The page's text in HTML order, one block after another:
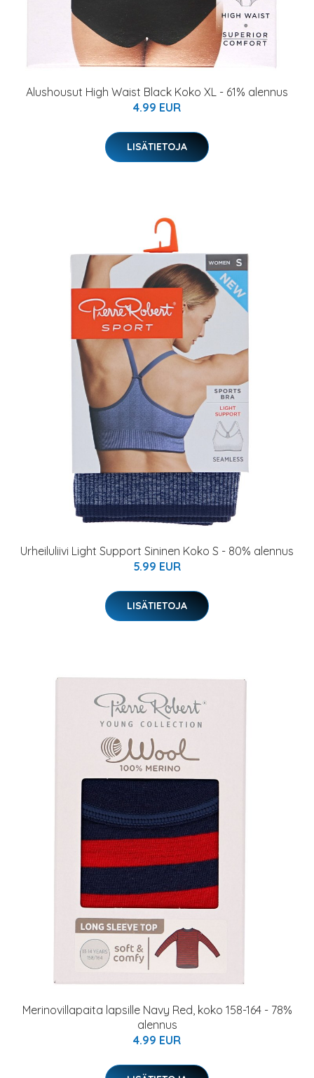
Alushousut High Waist Black Koko XL - 61% alennus
4.99 EUR
LISÄTIETOJA
Urheiluliivi Light Support Sininen Koko S - 80% alennus
5.99 EUR
LISÄTIETOJA
Merinovillapaita lapsille Navy Red, koko 158-164 - 78%
alennus
4.99 EUR